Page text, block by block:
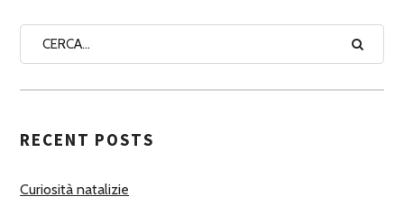
A
U
O
I
RECENT POSTS
Curiosità natalizie